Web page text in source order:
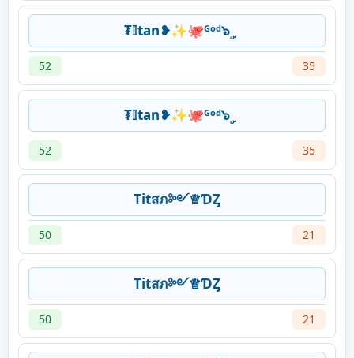
₮𝕀tan❥✨🐙ᴳᵒᵈ๖ۣ
52 35
₮𝕀tan❥✨🐙ᴳᵒᵈ๖ۣ
52 35
Titสภ༻♕ƊȤ
50 21
Titสภ༻♕ƊȤ
50 21